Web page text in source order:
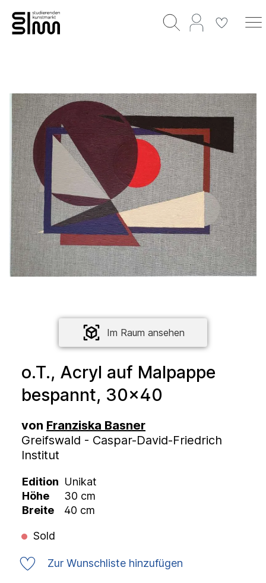
Im Raum ansehen
o.T., Acryl auf Malpappe
bespannt, 30×40
von Franziska Basner
Greifswald - Caspar-David-Friedrich
Institut
Edition Unikat
Höhe
30 cm
Breite
40 cm
Sold
Zur Wunschliste hinzufügen